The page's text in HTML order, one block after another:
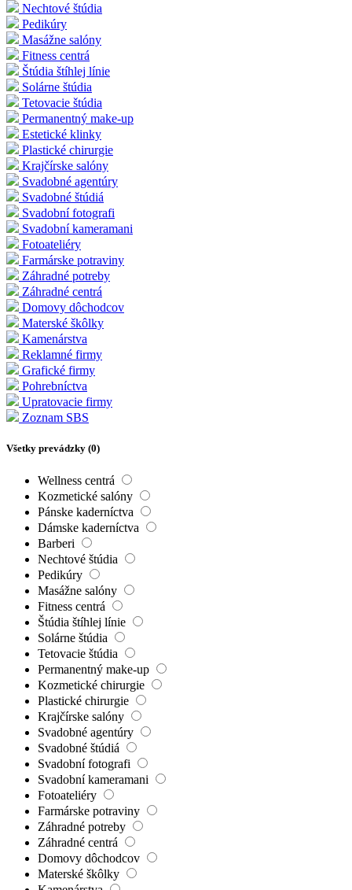
Nechtové štúdia
Pedikúry
Masážne salóny
Fitness centrá
Štúdia štíhlej línie
Solárne štúdia
Tetovacie štúdia
Permanentný make-up
Estetické klinky
Plastické chirurgie
Krajčírske salóny
Svadobné agentúry
Svadobné štúdiá
Svadobní fotografi
Svadobní kameramani
Fotoateliéry
Farmárske potraviny
Záhradné potreby
Záhradné centrá
Domovy dôchodcov
Materské škôlky
Kamenárstva
Reklamné firmy
Grafické firmy
Pohrebníctva
Upratovacie firmy
Zoznam SBS
Všetky prevádzky (0)
Wellness centrá
Kozmetické salóny
Pánske kaderníctva
Dámske kaderníctva
Barberi
Nechtové štúdia
Pedikúry
Masážne salóny
Fitness centrá
Štúdia štíhlej línie
Solárne štúdia
Tetovacie štúdia
Permanentný make-up
Kozmetické chirurgie
Plastické chirurgie
Krajčírske salóny
Svadobné agentúry
Svadobné štúdiá
Svadobní fotografi
Svadobní kameramani
Fotoateliéry
Farmárske potraviny
Záhradné potreby
Záhradné centrá
Domovy dôchodcov
Materské škôlky